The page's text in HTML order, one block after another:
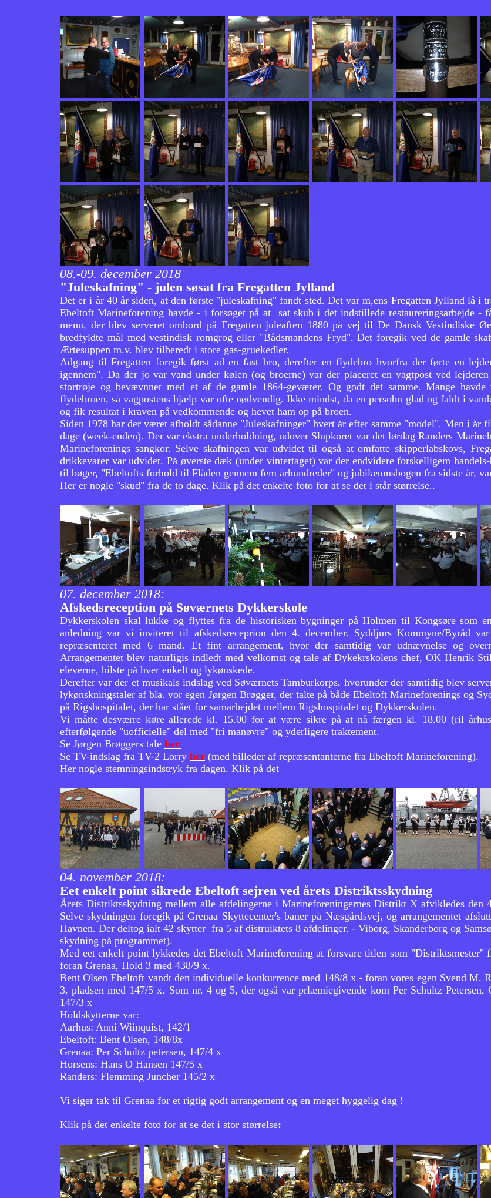
08.-09. december 2018
"Juleskafning" - julen søsat fra Fregatten Jylland
Det er i år 40 år siden, at den første "juleskafning" fandt sted. Det var m,ens Fregatten Jylland lå i
Ebeltoft Marineforening havde - i forsøget på at sat skub i det indstillede restaureringsarbejde -
menu, der blev serveret ombord på Fregatten juleaften 1880 på vej til De Dansk Vestindiske
bredfyldte mål med vestindisk romgrog eller "Bådsmandens Fryd". Det foregik ved de gamle
Ærtesuppen m.v. blev tilberedt i store gas-gruekedler.
Adgang til Fregatten foregik først ad en fast bro, derefter en flydebro hvorfra der førte en
igennem". Da der jo var vand under kølen (og broerne) var der placeret en vagtpost ved
stortrøje og bevævnnet med et af de gamle 1864-geværer. Og godt det samme. Mange
flydebroen, så vagpostens hjælp var ofte nødvendig. Ikke mindst, da en persobn glad og faldt i
og fik resultat i kraven på vedkommende og hevet ham op på broen.
Siden 1978 har der været afholdt sådanne "Juleskafninger" hvert år efter samme "model". Men i år
dage (week-enden). Der var ekstra underholdning, udover Slupkoret var det lørdag Randers
Marineforenings sangkor. Selve skafningen var udvidet til også at omfatte skipperlabskovs,
drikkevarer var udvidet. På øverste dæk (under vintertaget) var der endvidere forskelligem
til bøger, "Ebeltofts forhold til Flåden gennem fem århundreder" og jubilæumsbogen fra sidste år,
Her er nogle "skud" fra de to dage. Klik på det enkelte foto for at se det i står størrelse..
07. december 2018:
Afskedsreception på Søværnets Dykkerskole
Dykkerskolen skal lukke og flyttes fra de historisken bygninger på Holmen til Kongsøre som
anledning var vi inviteret til afskedsreceprion den 4. december. Syddjurs Kommyne/Byråd
repræsenteret med 6 mand. Et fint arrangement, hvor der samtidig var udnævnelse og
Arrangementet blev naturligis indledt med velkomst og tale af Dykekrskolens chef, OK Henrik
eleverne, hilste på hver enkelt og lykønskede.
Derefter var der et musikals indslag ved Søværnets Tamburkorps, hvorunder der samtidig blev
lykønskningstaler af bla. vor egen Jørgen Brøgger, der talte på både Ebeltoft Marineforenings og
på Rigshospitalet, der har stået for samarbejdet mellem Rigshospitalet og Dykkerskolen.
Vi måtte desværre køre allerede kl. 15.00 for at være sikre på at nå færgen kl. 18.00 (ril
efterfølgende "uofficielle" del med "fri manøvre" og yderligere traktement.
Se Jørgen Brøggers tale her.
Se TV-indslag fra TV-2 Lorry her (med billeder af repræsentanterne fra Ebeltoft Marineforening).
Her nogle stemningsindstryk fra dagen. Klik på det
04. november 2018:
Eet enkelt point sikrede Ebeltoft sejren ved årets Distriktsskydning
Årets Distriktsskydning mellem alle afdelingerne i Marineforeningernes Distrikt X afvikledes den
Selve skydningen foregik på Grenaa Skyttecenter's baner på Næsgårdsvej, og arrangementet
Havnen. Der deltog ialt 42 skytter fra 5 af distruiktets 8 afdelinger. - Viborg, Skanderborg og
skydning på programmet).
Med eet enkelt point lykkedes det Ebeltoft Marineforening at forsvare titlen som
foran Grenaa, Hold 3 med 438/9 x.
Bent Olsen Ebeltoft vandt den individuelle konkurrence med 148/8 x - foran vores egen Svend M.
3. pladsen med 147/5 x. Som nr. 4 og 5, der også var prlæmiegivende kom Per Schultz
147/3 x
Holdskytterne var:
Aarhus: Anni Wiinquist, 142/1
Ebeltoft: Bent Olsen, 148/8x
Grenaa: Per Schultz petersen, 147/4 x
Horsens: Hans O Hansen 147/5 x
Randers: Flemming Juncher 145/2 x
Vi siger tak til Grenaa for et rigtig godt arrangement og en meget hyggelig dag !
Klik på det enkelte foto for at se det i stor størrelse: